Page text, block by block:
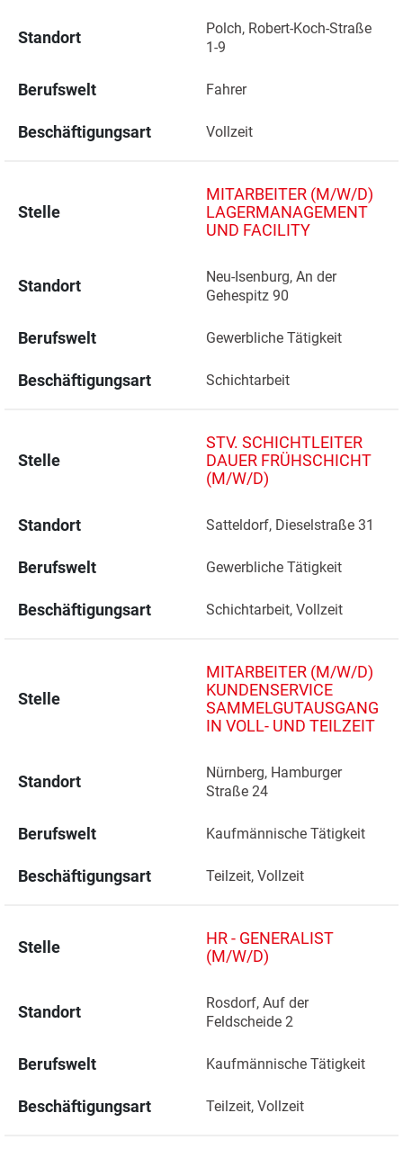
Standort
Polch, Robert-Koch-Straße
1-9
Berufswelt Fahrer
Beschäftigungsart Vollzeit
Stelle
MITARBEITER (M/W/D)
LAGERMANAGEMENT
UND FACILITY
Standort
Neu-Isenburg, An der
Gehespitz 90
Berufswelt Gewerbliche Tätigkeit
Beschäftigungsart Schichtarbeit
Stelle
STV. SCHICHTLEITER
DAUER FRÜHSCHICHT
(M/W/D)
Standort Satteldorf, Dieselstraße 31
Berufswelt Gewerbliche Tätigkeit
Beschäftigungsart Schichtarbeit, Vollzeit
Stelle
MITARBEITER (M/W/D)
KUNDENSERVICE
SAMMELGUTAUSGANG
IN VOLL- UND TEILZEIT
Standort
Nürnberg, Hamburger
Straße 24
Berufswelt Kaufmännische Tätigkeit
Beschäftigungsart Teilzeit, Vollzeit
Stelle
HR - GENERALIST
(M/W/D)
Standort
Rosdorf, Auf der
Feldscheide 2
Berufswelt Kaufmännische Tätigkeit
Beschäftigungsart Teilzeit, Vollzeit